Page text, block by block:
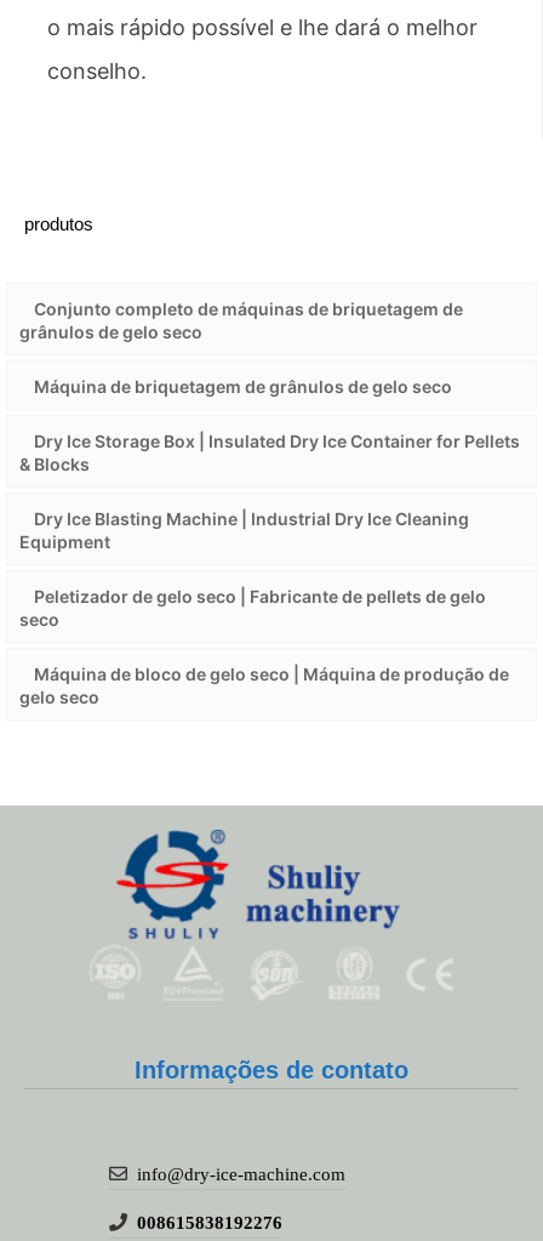
o mais rápido possível e lhe dará o melhor
conselho.
produtos
Conjunto completo de máquinas de briquetagem de
grânulos de gelo seco
Máquina de briquetagem de grânulos de gelo seco
Dry Ice Storage Box | Insulated Dry Ice Container for Pellets
& Blocks
Dry Ice Blasting Machine | Industrial Dry Ice Cleaning
Equipment
Peletizador de gelo seco | Fabricante de pellets de gelo
seco
Máquina de bloco de gelo seco | Máquina de produção de
gelo seco
Informações de contato
info@dry-ice-machine.com
008615838192276